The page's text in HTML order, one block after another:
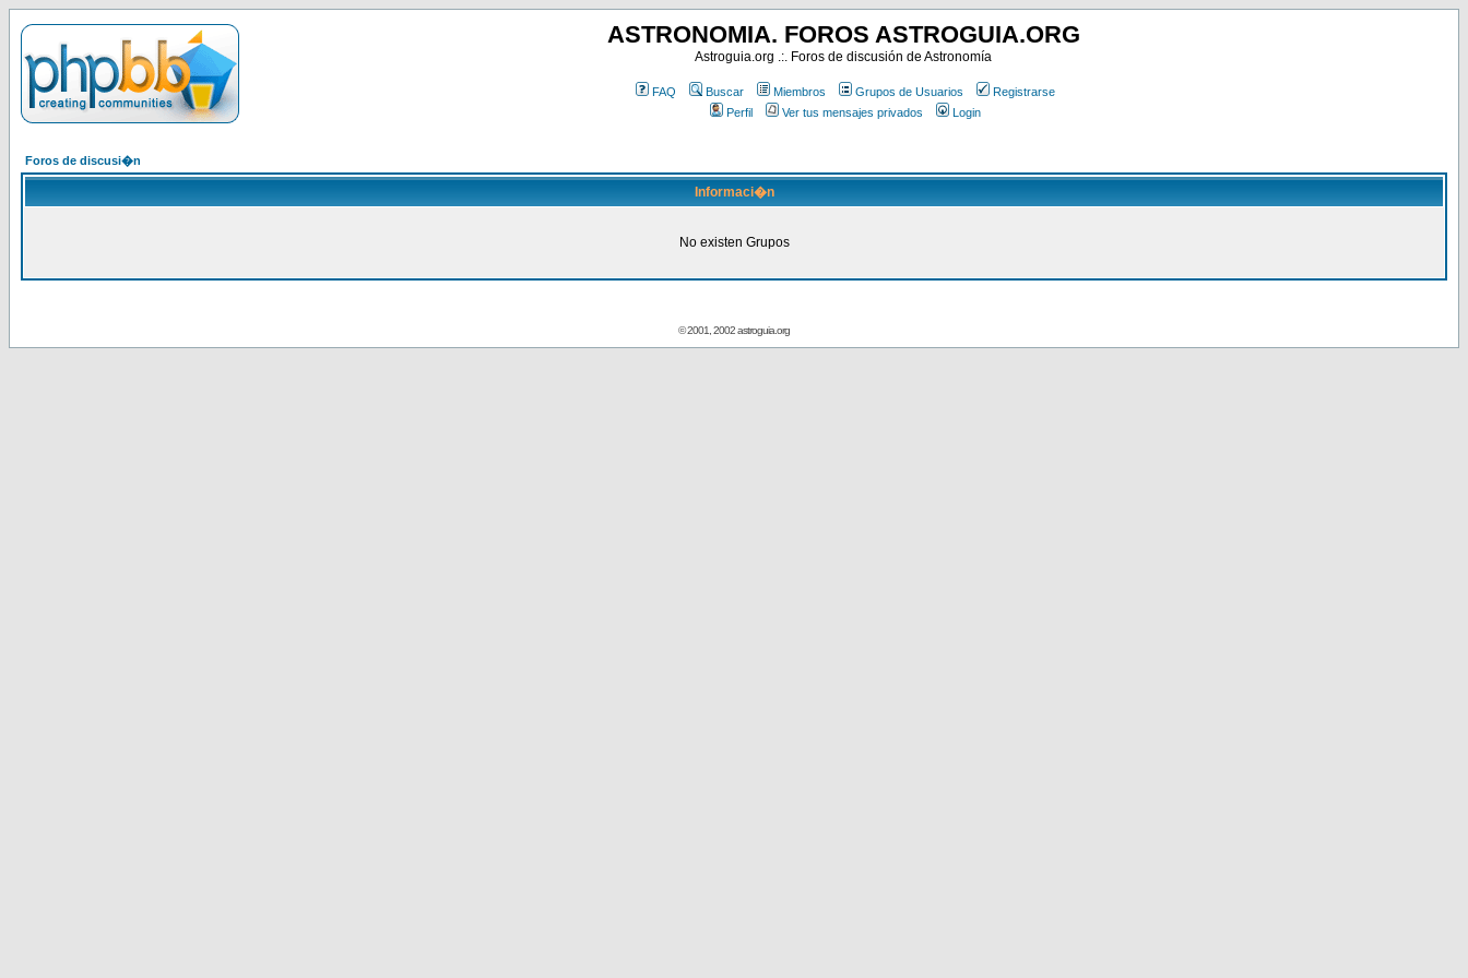
ASTRONOMIA. FOROS ASTROGUIA.ORG
Astroguia.org .:. Foros de discusión de Astronomía
FAQ Buscar Miembros Grupos de Usuarios
Registrarse
Perfil
Ver tus mensajes privados Login
Foros de discusi�n
Informaci�n
No existen Grupos
© 2001, 2002 astroguia.org